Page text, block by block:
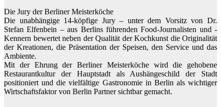
Die Jury der Berliner Meisterköche
Die unabhängige 14-köpfige Jury – unter dem Vorsitz von Dr.
Stefan Elfenbein – aus Berlins führenden Food-Journalisten und -
Kennern bewertet neben der Qualität der Kochkunst die Originalität
der Kreationen, die Präsentation der Speisen, den Service und das
Ambiente.
Mit der Ehrung der Berliner Meisterköche wird die gehobene
Restaurantkultur der Hauptstadt als Aushängeschild der Stadt
positioniert und die vielfältige Gastronomie in Berlin als wichtiger
Wirtschaftsfaktor von Berlin Partner sichtbar gemacht.